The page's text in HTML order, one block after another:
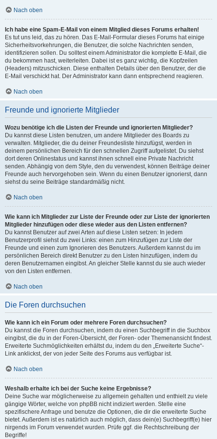
Nach oben
Ich habe eine Spam-E-Mail von einem Mitglied dieses Forums erhalten!
Es tut uns leid, das zu hören. Das E-Mail-Formular dieses Forums hat einige
Sicherheitsvorkehrungen, die Benutzer, die solche Nachrichten senden,
identifizieren sollen. Du solltest einem Administrator die komplette E-Mail, die
du bekommen hast, weiterleiten. Dabei ist es ganz wichtig, die Kopfzeilen
(Headers) mitzuschicken. Diese enthalten Details über den Benutzer, der die
E-Mail verschickt hat. Der Administrator kann dann entsprechend reagieren.
Nach oben
Freunde und ignorierte Mitglieder
Wozu benötige ich die Listen der Freunde und ignorierten Mitglieder?
Du kannst diese Listen benutzen, um andere Mitglieder des Boards zu
verwalten. Mitglieder, die du deiner Freundesliste hinzufügst, werden in
deinem persönlichen Bereich für den schnellen Zugriff aufgelistet. Du siehst
dort deren Onlinestatus und kannst ihnen schnell eine Private Nachricht
senden. Abhängig von dem Style, den du verwendest, können Beiträge deiner
Freunde auch hervorgehoben sein. Wenn du einen Benutzer ignorierst, dann
siehst du seine Beiträge standardmäßig nicht.
Nach oben
Wie kann ich Mitglieder zur Liste der Freunde oder zur Liste der ignorierten
Mitglieder hinzufügen oder diese wieder aus den Listen entfernen?
Du kannst Benutzer auf zwei Arten auf diese Listen setzen: In jedem
Benutzerprofil siehst du zwei Links: einen zum Hinzufügen zur Liste der
Freunde und einen zum Ignorieren des Benutzers. Außerdem kannst du im
persönlichen Bereich direkt Benutzer zu den Listen hinzufügen, indem du
deren Benutzernamen eingibst. An gleicher Stelle kannst du sie auch wieder
von den Listen entfernen.
Nach oben
Die Foren durchsuchen
Wie kann ich ein Forum oder mehrere Foren durchsuchen?
Du kannst die Foren durchsuchen, indem du einen Suchbegriff in die Suchbox
eingibst, die du in der Foren-Übersicht, der Foren- oder Themenansicht findest.
Erweiterte Suchmöglichkeiten erhältst du, indem du den „Erweiterte Suche“-
Link anklickst, der von jeder Seite des Forums aus verfügbar ist.
Nach oben
Weshalb erhalte ich bei der Suche keine Ergebnisse?
Deine Suche war möglicherweise zu allgemein gehalten und enthielt zu viele
gängige Wörter, welche von phpBB nicht indiziert werden. Stelle eine
spezifischere Anfrage und benutze die Optionen, die dir die erweiterte Suche
bietet. Außerdem ist es natürlich auch möglich, dass dein(e) Suchbegriff(e) hier
nirgends im Forum verwendet wurden. Prüfe ggf. die Rechtschreibung der
Begriffe!